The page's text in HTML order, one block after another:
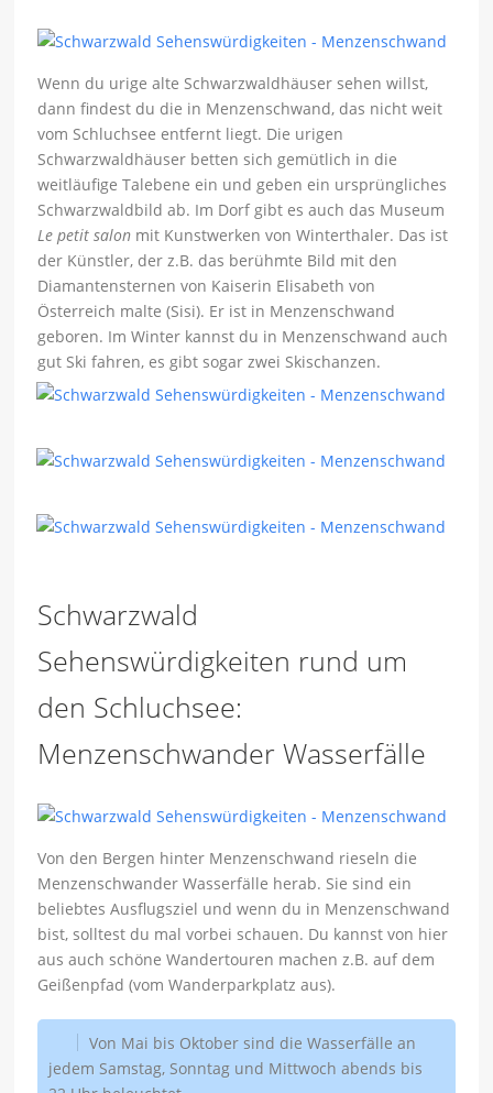
Wenn du urige alte Schwarzwaldhäuser sehen willst,
dann findest du die in Menzenschwand, das nicht weit
vom Schluchsee entfernt liegt. Die urigen
Schwarzwaldhäuser betten sich gemütlich in die
weitläufige Talebene ein und geben ein ursprüngliches
Schwarzwaldbild ab. Im Dorf gibt es auch das Museum
Le petit salon mit Kunstwerken von Winterthaler. Das ist
der Künstler, der z.B. das berühmte Bild mit den
Diamantensternen von Kaiserin Elisabeth von
Österreich malte (Sisi). Er ist in Menzenschwand
geboren. Im Winter kannst du in Menzenschwand auch
gut Ski fahren, es gibt sogar zwei Skischanzen.
Schwarzwald
Sehenswürdigkeiten rund um
den Schluchsee:
Menzenschwander Wasserfälle
Von den Bergen hinter Menzenschwand rieseln die
Menzenschwander Wasserfälle herab. Sie sind ein
beliebtes Ausflugsziel und wenn du in Menzenschwand
bist, solltest du mal vorbei schauen. Du kannst von hier
aus auch schöne Wandertouren machen z.B. auf dem
Geißenpfad (vom Wanderparkplatz aus).
Von Mai bis Oktober sind die Wasserfälle an
jedem Samstag, Sonntag und Mittwoch abends bis